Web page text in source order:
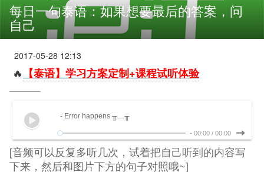
每日一句泰语：如果想要最后的答案，问
自己
2017-05-28 12:13
🔥 【泰语】学习方案定制+课程试听体验
- Error happens ╥﹏╥
- 00:00 / 00:00
[音频可以反复多听几次，试着把自己听到的内容写
下来，然后和图片下方的句子对照哦~]